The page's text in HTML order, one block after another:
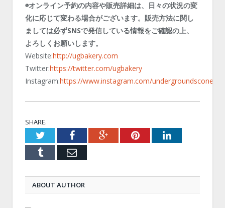
◉オンライン予約の内容や販売詳細は、日々の状況の変
化に応じて変わる場合がございます。販売方法に関し
ましては必ずSNSで発信している情報をご確認の上、
よろしくお願いします。
Website:http://ugbakery.com
Twitter:https://twitter.com/ugbakery
Instagram:https://www.instagram.com/undergroundscones/
SHARE.
TwitterFacebookGoogle+PinterestLinkedIn
Tumblr Email
ABOUT AUTHOR